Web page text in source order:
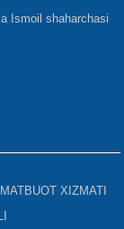
Ismoil shaharchasi
XIZMATI